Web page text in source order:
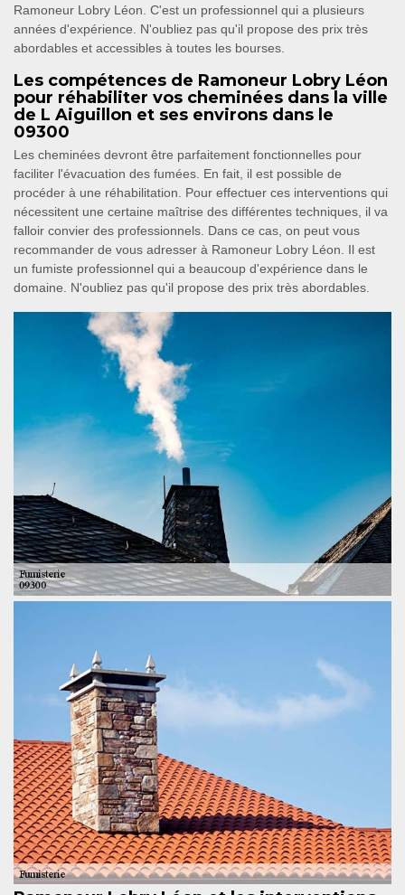
Ramoneur Lobry Léon. C'est un professionnel qui a plusieurs
années d'expérience. N'oubliez pas qu'il propose des prix très
abordables et accessibles à toutes les bourses.
Les compétences de Ramoneur Lobry Léon
pour réhabiliter vos cheminées dans la ville
de L Aiguillon et ses environs dans le
09300
Les cheminées devront être parfaitement fonctionnelles pour
faciliter l'évacuation des fumées. En fait, il est possible de
procéder à une réhabilitation. Pour effectuer ces interventions qui
nécessitent une certaine maîtrise des différentes techniques, il va
falloir convier des professionnels. Dans ce cas, on peut vous
recommander de vous adresser à Ramoneur Lobry Léon. Il est
un fumiste professionnel qui a beaucoup d'expérience dans le
domaine. N'oubliez pas qu'il propose des prix très abordables.